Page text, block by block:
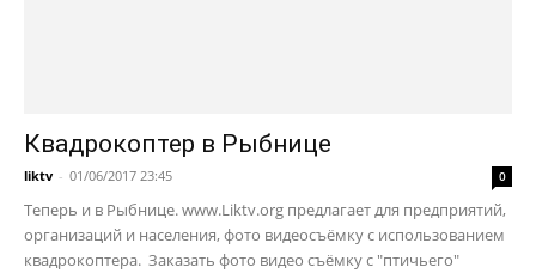
Квадрокоптер в Рыбнице
liktv - 01/06/2017 23:45 0
Теперь и в Рыбнице. www.Liktv.org предлагает для предприятий,
организаций и населения, фото видеосъёмку с использованием
квадрокоптера. Заказать фото видео съёмку с "птичьего"